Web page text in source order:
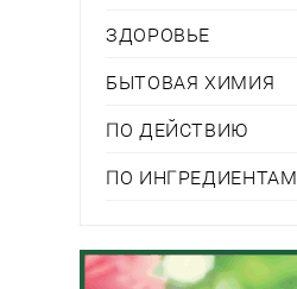
ЗДОРОВЬЕ
БЫТОВАЯ ХИМИЯ
ПО ДЕЙСТВИЮ
ПО ИНГРЕДИЕНТАМ